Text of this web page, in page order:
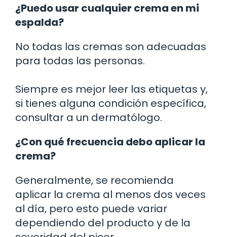
¿Puedo usar cualquier crema en mi
espalda?
No todas las cremas son adecuadas
para todas las personas.
Siempre es mejor leer las etiquetas y,
si tienes alguna condición específica,
consultar a un dermatólogo.
¿Con qué frecuencia debo aplicar la
crema?
Generalmente, se recomienda
aplicar la crema al menos dos veces
al día, pero esto puede variar
dependiendo del producto y de la